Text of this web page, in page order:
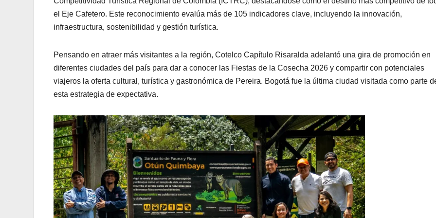
el Eje Cafetero. Este reconocimiento evalúa más de 105 indicadores clave, incluyendo la innovación,
infraestructura, sostenibilidad y gestión turística.
Pensando en atraer más visitantes a la región, Cotelco Capítulo Risaralda adelantó una gira de promoción en
diferentes ciudades del país para dar a conocer las Fiestas de la Cosecha 2026 y compartir con potenciales
viajeros la oferta cultural, turística y gastronómica de Pereira. Bogotá fue la última ciudad visitada como parte
esta estrategia de expectativa.